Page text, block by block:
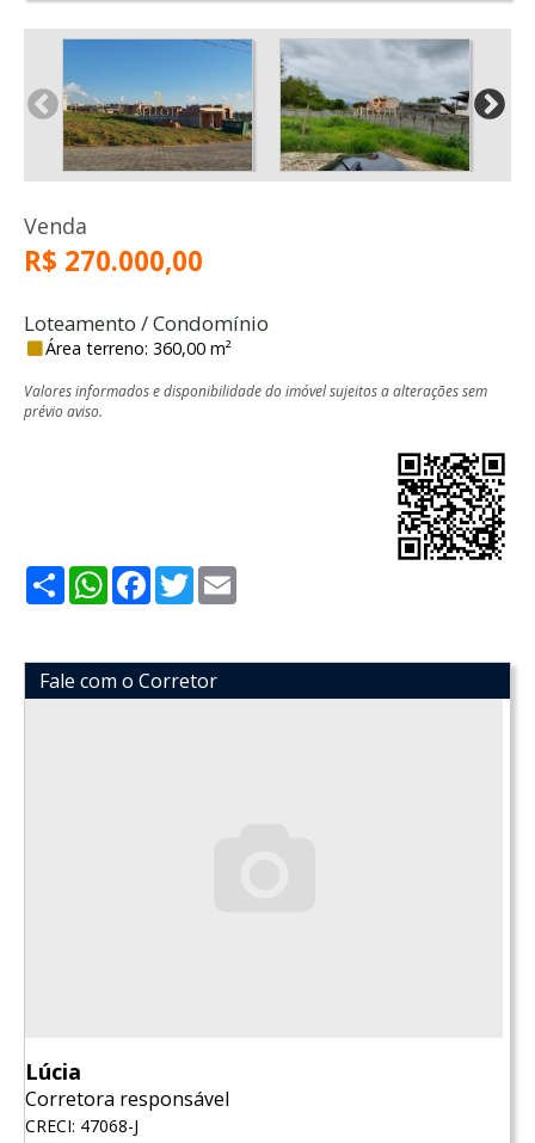
Venda
R$ 270.000,00
Loteamento / Condomínio
Área terreno: 360,00 m²
Valores informados e disponibilidade do imóvel sujeitos a alterações sem
prévio aviso.
ShareWhatsApp
Facebook
Twitter
Fale com o Corretor
Lúcia
Corretora responsável
CRECI: 47068-J